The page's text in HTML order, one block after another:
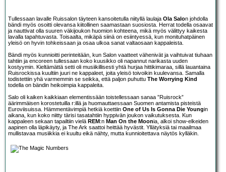
Tullessaan lavalle Ruissalon täyteen kansoitetulla niityllä laulaja Ola Salon johdolla
bändi myös osoitti olevansa kiitollinen saamastaan suosiosta. Herrat todella osaavat
ja nauttivat olla suuren väkijoukon huomion kohteena, mikä myös välittyy kaikesta
lavalla tapahtuvasta. Toisaalta, mikäpä siinä on esiintyessä, kun monituhatpäinen
yleisö on hyvin tohkeissaan ja osaa ulkoa sanat valtaosaan kappaleista.
Bändi myös kunnioitti perinteitään, kun Salon vaatteet vähenivät ja vaihtuivat tiuhaan
tahtiin ja encoreen tullessaan koko kuusikko oli napannut narikasta uuden
kostyymin. Kieltämättä setti oli musiikillisesti yhtä hurjaa hittikimaraa, sillä lauantaina
Ruisrockissa kuultiin juuri ne kappaleet, joita yleisö toivoikin kuulevansa. Samalla
todistettiin yhä varmemmin se seikka, että paljon puhuttu The Worrying Kind
todella on bändin heikoimpia kappaleita.
Salo oli kaiken kaikkiaan elementissään toistellessaan sanaa ”Ruisrock”
äärimmäisen korostetuilla r:illä ja huomauttaessaan Suomen antamista pisteistä
Euroviisuissa. Hämmentävimpiä hetkiä koettiin One of Us Is Gonna Die Youngin
aikana, kun koko niitty tärisi tasatahtiin hyppivän joukon vaikutuksesta. Kun
kappaleen sekaan tapailtiin vielä REM :n Man On the Moonia, alkoi show-elkeiden
aapinen olla läpikäyty, ja The Ark saattoi heittää hyvästit. Yllätyksiä tai maailmaa
mullistavaa musiikkia ei kuultu eikä nähty, mutta kunnioitettava näytös kylläkin.